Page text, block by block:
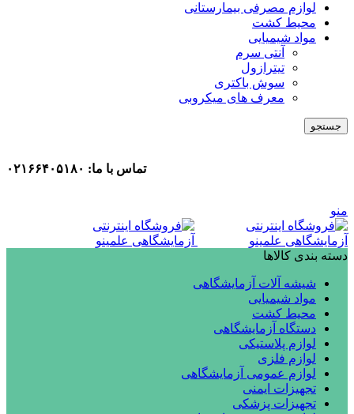
لوازم مصرفی بیمارستانی
محیط کشت
مواد شیمیایی
آنتی سرم
تیترازول
سوش باکتری
معرف های میکروبی
جستجو
تماس با ما: ۰۲۱۶۶۴۰۵۱۸۰
منو
دسته بندی کالاها
شیشه آلات آزمایشگاهی
مواد شیمیایی
محیط کشت
دستگاه آزمایشگاهی
لوازم پلاستیکی
لوازم فلزی
لوازم عمومی آزمایشگاهی
تجهیزات ایمنی
تجهیزات پزشکی